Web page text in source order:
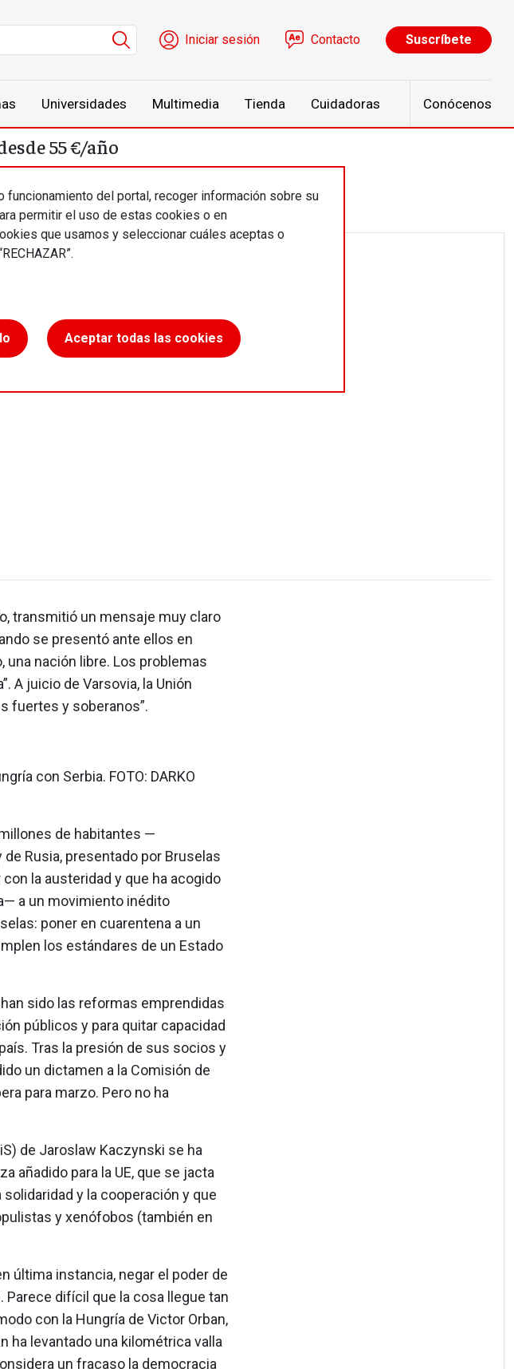
Menú de cuenta de usuario
Iniciar sesión Contacto Suscríbete
Universidades Multimedia Tienda Cuidadoras Conócenos
del portal, recoger información sobre su
permitir el uso de estas cookies o en
que usamos y seleccionar cuáles aceptas o
Aceptar todas las cookies
55 €/año
transmitió un mensaje muy claro
se presentó ante ellos en
una nación libre. Los problemas
A juicio de Varsovia, la Unión
fuertes y soberanos”.
con Serbia. FOTO: DARKO
de habitantes —
Rusia, presentado por Bruselas
la austeridad y que ha acogido
a un movimiento inédito
poner en cuarentena a un
los estándares de un Estado
sido las reformas emprendidas
públicos y para quitar capacidad
Tras la presión de sus socios y
un dictamen a la Comisión de
para marzo. Pero no ha
de Jaroslaw Kaczynski se ha
añadido para la UE, que se jacta
y la cooperación y que
y xenófobos (también en
última instancia, negar el poder de
difícil que la cosa llegue tan
con la Hungría de Victor Orban,
ha levantado una kilométrica valla
un fracaso la democracia